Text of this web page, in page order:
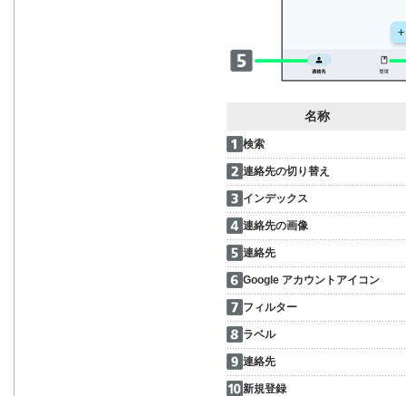
名称
検索
連絡先の切り替え
インデックス
連絡先の画像
連絡先
Google アカウントアイコン
フィルター
ラベル
連絡先
新規登録